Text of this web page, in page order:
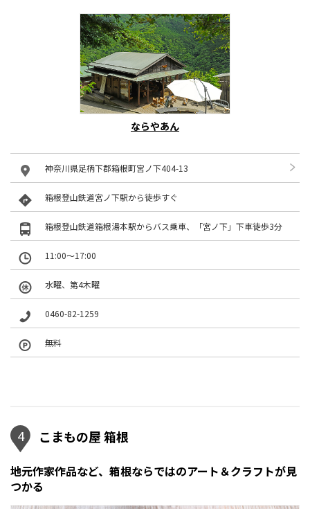
ならやあん
神奈川県足柄下郡箱根町宮ノ下404-13
箱根登山鉄道宮ノ下駅から徒歩すぐ
箱根登山鉄道箱根湯本駅からバス乗車、「宮ノ下」下車徒歩3分
11:00〜17:00
水曜、第4木曜
0460-82-1259
無料
4 こまもの屋 箱根
地元作家作品など、箱根ならではのアート＆クラフトが見
つかる